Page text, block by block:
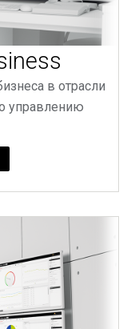
в отрасли
управлению